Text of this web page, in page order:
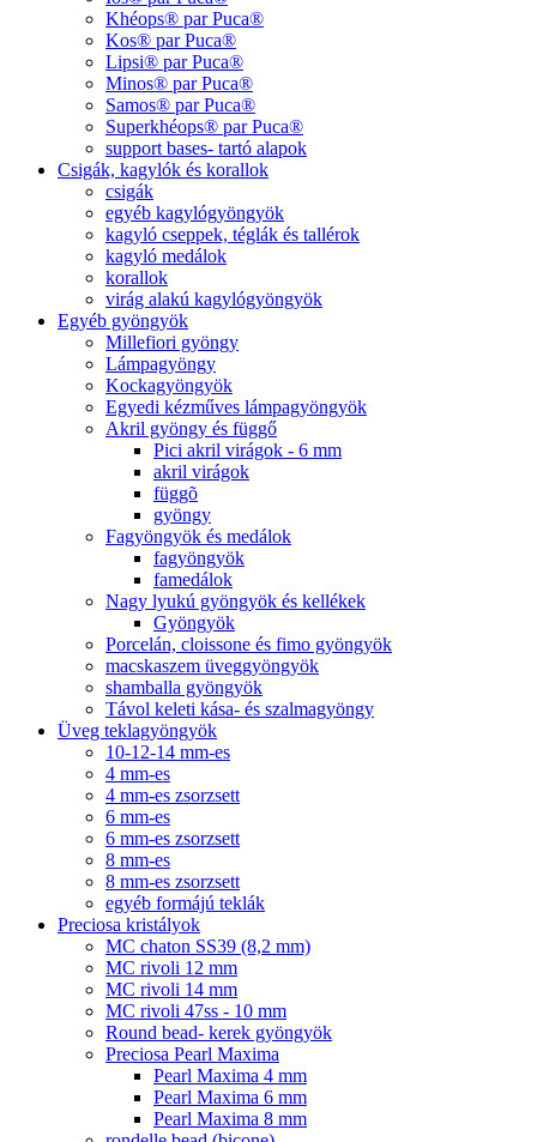
Khéops® par Puca®
Kos® par Puca®
Lipsi® par Puca®
Minos® par Puca®
Samos® par Puca®
Superkhéops® par Puca®
support bases- tartó alapok
Csigák, kagylók és korallok
csigák
egyéb kagylógyöngyök
kagyló cseppek, téglák és tallérok
kagyló medálok
korallok
virág alakú kagylógyöngyök
Egyéb gyöngyök
Millefiori gyöngy
Lámpagyöngy
Kockagyöngyök
Egyedi kézműves lámpagyöngyök
Akril gyöngy és függő
Pici akril virágok - 6 mm
akril virágok
függõ
gyöngy
Fagyöngyök és medálok
fagyöngyök
famedálok
Nagy lyukú gyöngyök és kellékek
Gyöngyök
Porcelán, cloissone és fimo gyöngyök
macskaszem üveggyöngyök
shamballa gyöngyök
Távol keleti kása- és szalmagyöngy
Üveg teklagyöngyök
10-12-14 mm-es
4 mm-es
4 mm-es zsorzsett
6 mm-es
6 mm-es zsorzsett
8 mm-es
8 mm-es zsorzsett
egyéb formájú teklák
Preciosa kristályok
MC chaton SS39 (8,2 mm)
MC rivoli 12 mm
MC rivoli 14 mm
MC rivoli 47ss - 10 mm
Round bead- kerek gyöngyök
Preciosa Pearl Maxima
Pearl Maxima 4 mm
Pearl Maxima 6 mm
Pearl Maxima 8 mm